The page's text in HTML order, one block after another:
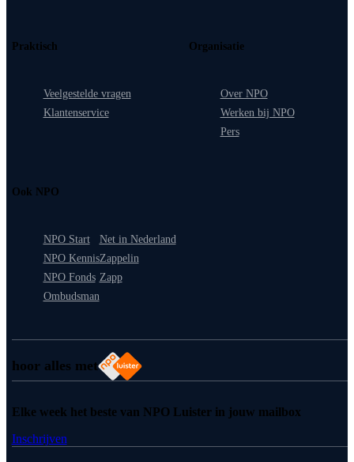
hoor alles met
Praktisch
Veelgestelde vragen
Klantenservice
Organisatie
Over NPO
Werken bij NPO
Pers
Ook NPO
NPO Start
NPO Kennis
NPO Fonds
Ombudsman
Net in Nederland
Zappelin
Zapp
Elke week het beste van NPO Luister in jouw mailbox
Inschrijven